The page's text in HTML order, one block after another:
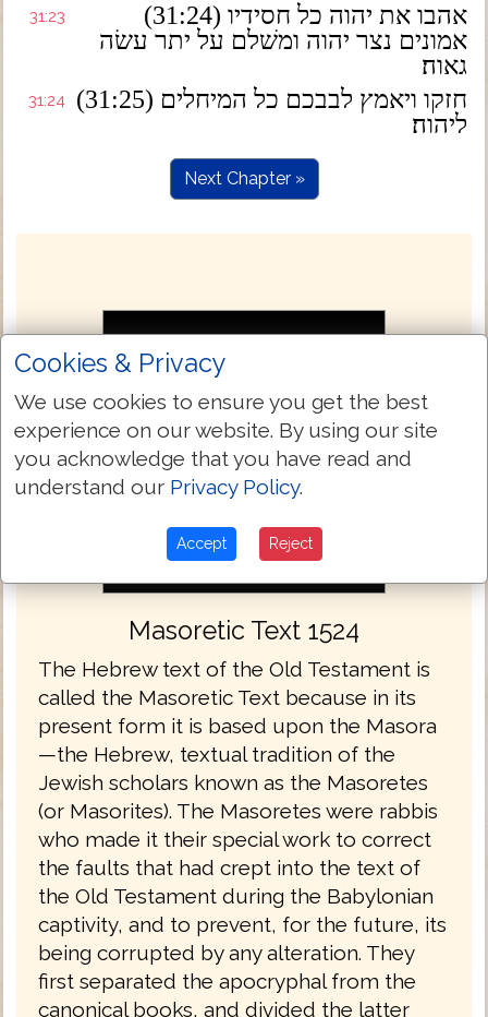
31:23
(31:24) אהבו את יהוה כל חסידיו
אמונים נצר יהוה ומשׁלם על יתר עשׂה
גאוה׃
31:24
(31:25) חזקו ויאמץ לבבכם כל המיחלים
ליהוה׃
Next Chapter »
Masoretic Text 1524
The Hebrew text of the Old Testament is
called the Masoretic Text because in its
present form it is based upon the Masora
—the Hebrew, textual tradition of the
Jewish scholars known as the Masoretes
(or Masorites). The Masoretes were rabbis
who made it their special work to correct
the faults that had crept into the text of
the Old Testament during the Babylonian
captivity, and to prevent, for the future, its
being corrupted by any alteration. They
first separated the apocryphal from the
canonical books, and divided the latter
Cookies & Privacy
We use cookies to ensure you get the best
experience on our website. By using our site
you acknowledge that you have read and
understand our Privacy Policy.
Accept Reject